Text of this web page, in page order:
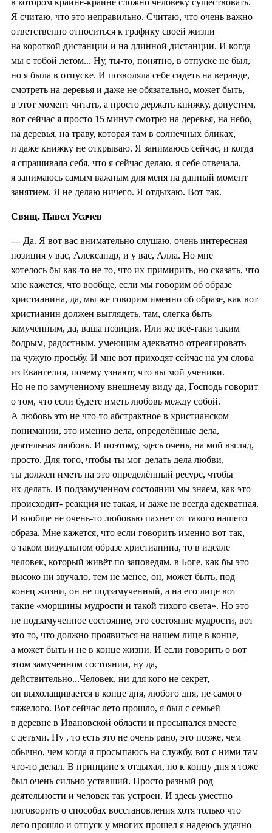
Я считаю, что это неправильно. Считаю, что очень важно
ответственно относиться к графику своей жизни
на короткой дистанции и на длинной дистанции. И когда
мы с тобой летом... Ну, ты-то, понятно, в отпуске не был,
но я была в отпуске. И позволяла себе сидеть на веранде,
смотреть на деревья и даже не обязательно, может быть,
в этот момент читать, а просто держать книжку, допустим,
вот сейчас я просто 15 минут смотрю на деревья, на небо,
на деревья, на траву, которая там в солнечных бликах,
и даже книжку не открываю. Я занимаюсь сейчас, и когда
я спрашивала себя, что я сейчас делаю, я себе отвечала,
я занимаюсь самым важным для меня на данный момент
занятием. Я не делаю ничего. Я отдыхаю. Вот так.
Свящ. Павел Усачев
— Да. Я вот вас внимательно слушаю, очень интересная
позиция у вас, Александр, и у вас, Алла. Но мне
хотелось бы как-то не то, что их примирить, но сказать, что
мне кажется, что вообще, если мы говорим об образе
христианина, да, мы же говорим именно об образе, как вот
христианин должен выглядеть, там, слегка быть
замученным, да, ваша позиция. Или же всё-таки таким
бодрым, радостным, умеющим адекватно отреагировать
на чужую просьбу. И мне вот приходят сейчас на ум слова
из Евангелия, почему узнают, что вы мой ученики.
Но не по замученному внешнему виду да, Господь говорит
о том, что если будете иметь любовь между собой.
А любовь это не что-то абстрактное в христианском
понимании, это именно дела, определённые дела,
деятельная любовь. И поэтому, здесь очень, на мой взгляд,
просто. Для того, чтобы ты мог делать дела любви,
ты должен иметь на это определённый ресурс, чтобы
их делать. В подзамученном состоянии мы знаем, как это
происходит- реакция не такая, и даже не всегда адекватная.
И вообще не очень-то любовью пахнет от такого нашего
образа. Мне кажется, что если говорить именно вот так,
о таком визуальном образе христианина, то в идеале
человек, который живёт по заповедям, в Боге, как бы это
высоко ни звучало, тем не менее, он, может быть, под
конец жизни, он не подзамученный, а на его лице вот
такие «морщины мудрости и такой тихого света». Но это
не подзамученное состояние, это состояние мудрости, вот
это то, что должно проявиться на нашем лице в конце,
а может быть и не в конце жизни. И если говорить о вот
этом замученном состоянии, ну да,
действительно...Человек, ни для кого не секрет,
он выхолащивается в конце дня, любого дня, не самого
тяжелого. Вот сейчас лето прошло, я был с семьей
в деревне в Ивановской области и просыпался вместе
с детьми. Ну , то есть это не очень рано, это позже, чем
обычно, чем когда я просыпаюсь на службу, вот с ними там
что-то делал. В принципе я отдыхал, но к концу дня я тоже
был очень сильно уставший. Просто разный род
деятельности и человек так устроен. И здесь уместно
поговорить о способах восстановления хотя только что
лето прошло и отпуск у многих прошел я надеюсь удачно